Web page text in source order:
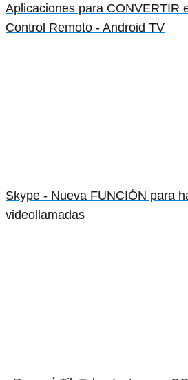
Aplicaciones para CONVERTIR
Control Remoto - Android TV
Skype - Nueva FUNCIÓN para
videollamadas